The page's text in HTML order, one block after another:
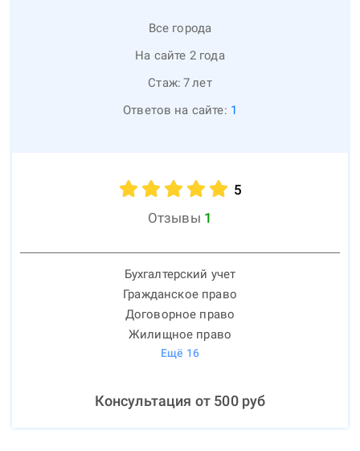
Все города
На сайте 2 года
Стаж: 7лет
Ответов на сайте: 1
5
Отзывы 1
Бухгалтерский учет
Гражданское право
Договорное право
Жилищное право
Ещё 16
Консультация от 500руб